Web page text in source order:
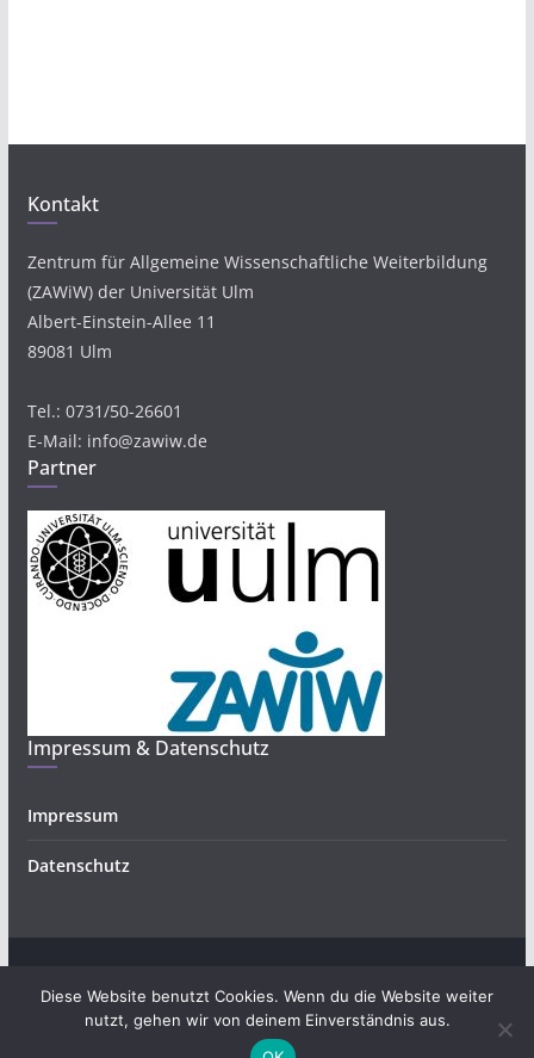
Kontakt
Zentrum für Allgemeine Wissenschaftliche Weiterbildung
(ZAWiW) der Universität Ulm
Albert-Einstein-Allee 11
89081 Ulm
Tel.: 0731/50-26601
E-Mail: info@zawiw.de
Partner
Impressum & Datenschutz
Impressum
Datenschutz
Alle Rechte vorbehalten.
Theme: ColorMag
von ThemeGrill. Präsentiert von
Diese Website benutzt Cookies. Wenn du die Website weiter
nutzt, gehen wir von deinem Einverständnis aus.